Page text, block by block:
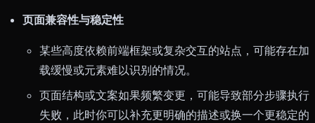
页面兼容性与稳定性
某些高度依赖前端框架或复杂交互的站点，可能存在加
载缓慢或元素难以识别的情况。
页面结构或文案如果频繁变更，可能导致部分步骤执行
失败，此时你可以补充更明确的描述或换一个更稳定的